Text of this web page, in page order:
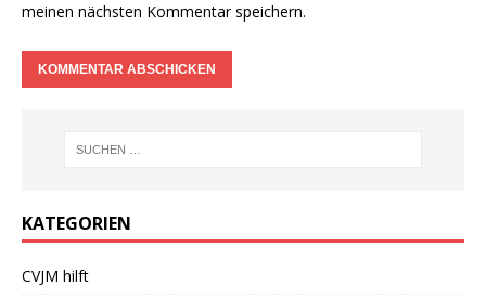
meinen nächsten Kommentar speichern.
KATEGORIEN
CVJM hilft